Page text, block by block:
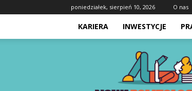
poniedziałek, sierpień 10, 2026 O nas
KARIERA INWESTYCJE
Nowapolitologia.pl